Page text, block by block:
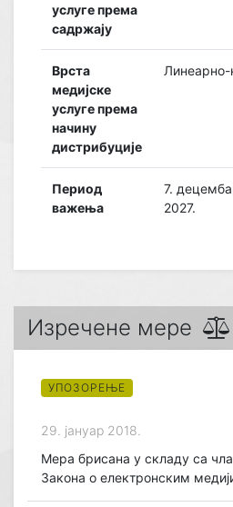
услуге према
садржају
Врста
медијске
услуге према
начину
дистрибуције
Линеарно-
Период
важења
7.
2027.
Изречене мере
УПОЗОРЕЊЕ
29. јануар 2018.
Мера брисана у складу са
Закона о електронским